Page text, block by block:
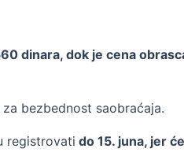
dinara, dok je cena
bezbednost saobraćaja.
registrovati do 15. juna, jer